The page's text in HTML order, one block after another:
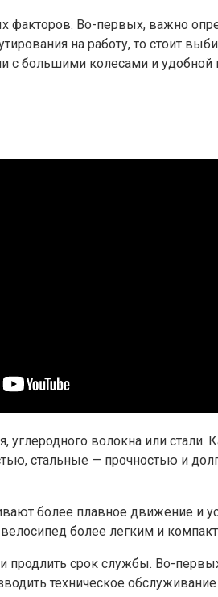
Во-первых, важно
на работу, то стоит
с большими колесами и удобной
волокна или стали.
стальные — прочностью и
более плавное движение и
более легким и
срок службы. Во-
техническое